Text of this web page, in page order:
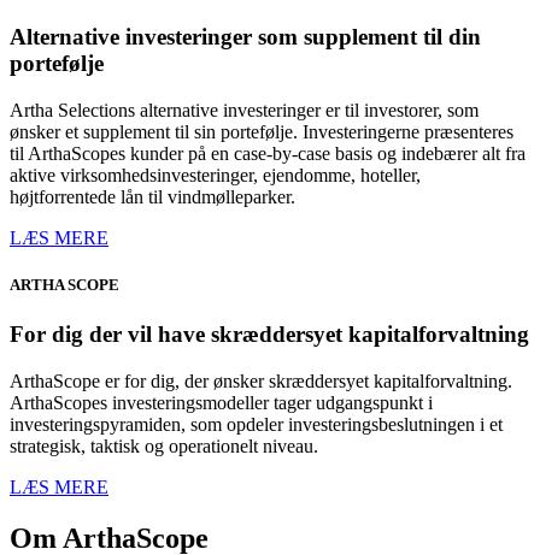
Alternative investeringer som supplement til din
portefølje
Artha Selections alternative investeringer er til investorer, som
ønsker et supplement til sin portefølje. Investeringerne præsenteres
til ArthaScopes kunder på en case-by-case basis og indebærer alt fra
aktive virksomhedsinvesteringer, ejendomme, hoteller,
højtforrentede lån til vindmølleparker.
LÆS MERE
ARTHASCOPE
For dig der vil have skræddersyet kapitalforvaltning
ArthaScope er for dig, der ønsker skræddersyet kapitalforvaltning.
ArthaScopes investeringsmodeller tager udgangspunkt i
investeringspyramiden, som opdeler investeringsbeslutningen i et
strategisk, taktisk og operationelt niveau.
LÆS MERE
Om ArthaScope